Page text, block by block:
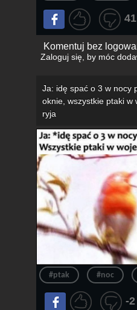
41
Komentuj bez
Zaloguj się, by móc
Ja: idę spać o 3 w nocy
oknie, wszystkie ptaki w
ryja
#ptak #noc
-2